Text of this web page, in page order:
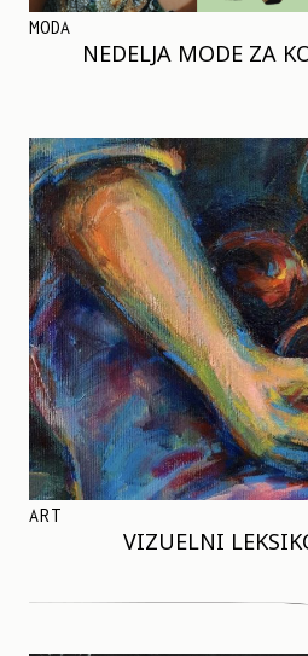
MODA
NEDELJA MODE ZA
ART
VIZUELNI